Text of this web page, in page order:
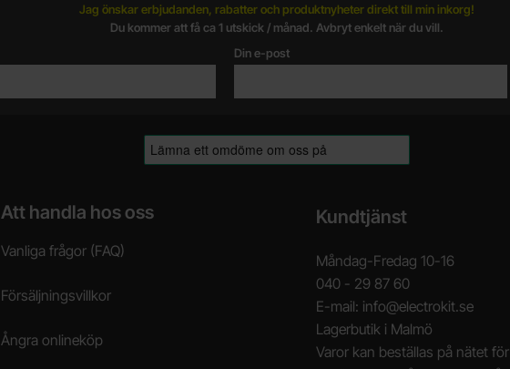
Jag önskar erbjudanden, rabatter och produktnyheter direkt till min inkorg!
Du kommer att få ca 1 utskick / månad. Avbryt enkelt när du vill.
Din e-post
Att handla hos oss
Vanliga frågor (FAQ)
Försäljningsvillkor
Ångra onlineköp
Kundtjänst
Måndag-Fredag 10-16
040 - 29 87 60
E-mail: info@electrokit.se
Lagerbutik i Malmö
Varor kan beställas på nätet för